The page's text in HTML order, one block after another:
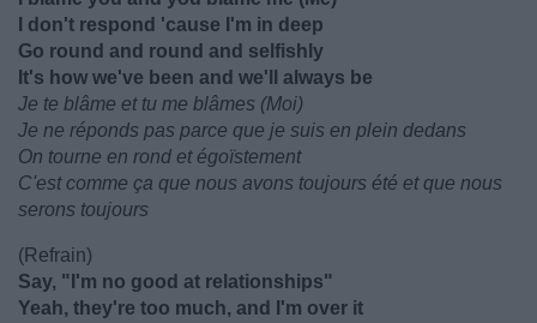
I don't respond 'cause I'm in deep
Go round and round and selfishly
It's how we've been and we'll always be
Je te blâme et tu me blâmes (Moi)
Je ne réponds pas parce que je suis en plein dedans
On tourne en rond et égoïstement
C'est comme ça que nous avons toujours été et que nous
serons toujours
(Refrain)
Say, "I'm no good at relationships"
Yeah, they're too much, and I'm over it